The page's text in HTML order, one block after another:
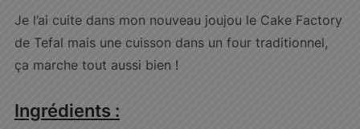
Je l’ai cuite dans mon nouveau joujou le Cake Factory
de Tefal mais une cuisson dans un four traditionnel,
ça marche tout aussi bien !
Ingrédients :